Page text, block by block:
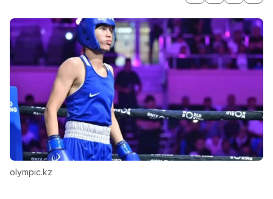
olympic.kz